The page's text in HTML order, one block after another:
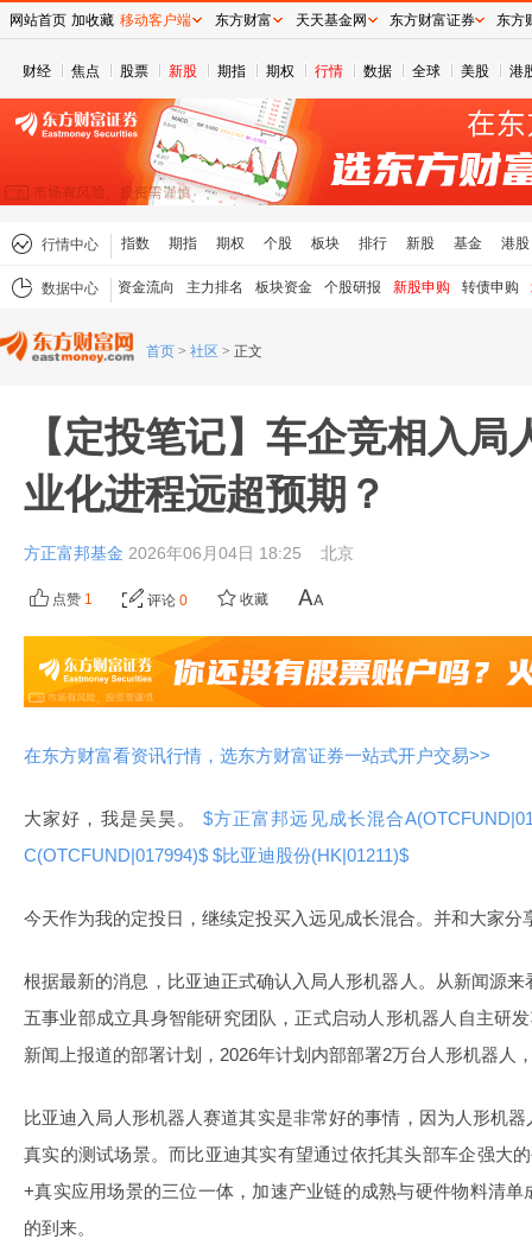
财经 焦点 股票 新股 期指 期权 行情 数据 全球 美股 港
行情中心 指数 期指 期权 个股 板块 排行 新股 基金 港股
数据中心 资金流向 主力排名 板块资金 个股研报 新股申购 转债申购
首页 > 社区 > 正文
【定投笔记】车企竞相入局
业化进程远超预期？
方正富邦基金 2026年06月04日 18:25 北京
点赞 1 评论 0 收藏
在东方财富看资讯行情，选东方财富证券一站式开户交易>>
大家好，我是吴昊。
$方正富邦远见成长混合
C(OTCFUND|017994)$ $比亚迪股份(HK|01211)$
今天作为我的定投日，继续定投买入远见成长混合。并和大家
根据最新的消息，比亚迪正式确认入局人形机器人。从新闻源
五事业部成立具身智能研究团队，正式启动人形机器人自主研
新闻上报道的部署计划，2026年计划内部部署2万台人形机器人
比亚迪入局人形机器人赛道其实是非常好的事情，因为人形机
真实的测试场景。而比亚迪其实有望通过依托其头部车企强大
+真实应用场景的三位一体，加速产业链的成熟与硬件物料清
的到来。
网站首页 加收藏 移动客户端 东方财富 天天基金网 东方财富证券 东方